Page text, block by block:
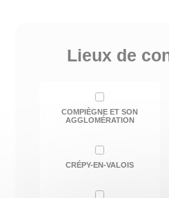
Lieux de
COMPIÈGNE ET SON
AGGLOMÉRATION
CRÉPY-EN-VALOIS